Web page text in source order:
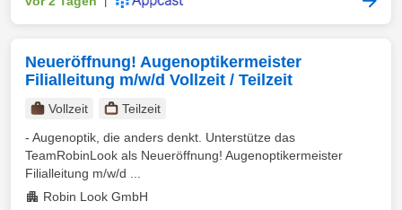
Neueröffnung! Augenoptikermeister
Filialleitung m/w/d Vollzeit / Teilzeit
Vollzeit
Teilzeit
- Augenoptik, die anders denkt. Unterstütze das
TeamRobinLook als Neueröffnung! Augenoptikermeister
Filialleitung m/w/d ...
Robin Look GmbH